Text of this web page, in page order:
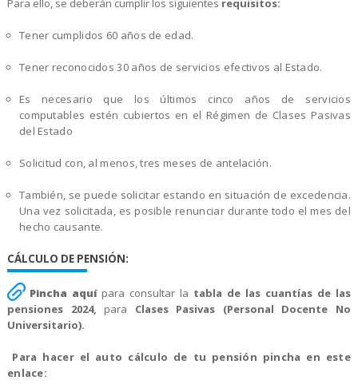
Para ello, se deberán cumplir los siguientes requisitos:
Tener cumplidos 60 años de edad.
Tener reconocidos 30 años de servicios efectivos al Estado.
Es necesario que los últimos cinco años de servicios
computables estén cubiertos en el Régimen de Clases Pasivas
del Estado
Solicitud con, al menos, tres meses de antelación.
También, se puede solicitar estando en situación de excedencia.
Una vez solicitada, es posible renunciar durante todo el mes del
hecho causante.
CÁLCULO DE PENSIÓN:
Pincha aquí para consultar la tabla de las cuantías de las
pensiones 2024, para Clases Pasivas (Personal Docente No
Universitario).
Para hacer el auto cálculo de tu pensión pincha en este
enlace: